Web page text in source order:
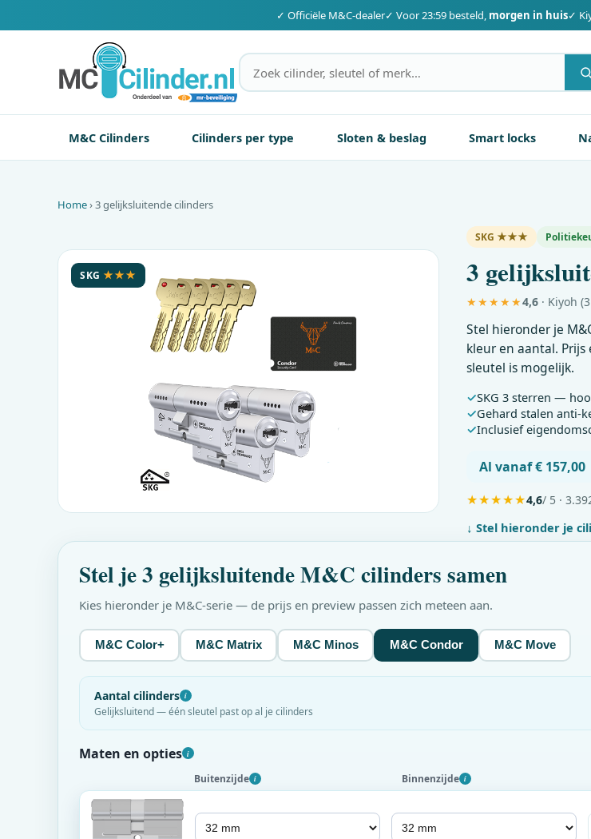
✓ Officiële M&C-dealer✓ Voor 23:59 besteld, morgen in huis✓
M&C Cilinders Cilinders per type Sloten & beslag Smart locks
Home› 3 gelijksluitende cilinders
SKG ★★★
SKG ★★★
3
★★★★★4,6 · Kiyoh
Stel hieronder je
kleur en aantal.
sleutel is mogelijk.
SKG 3 sterren —
Gehard stalen anti-
Inclusief
Al vanaf € 157,00
★★★★★4,6/ 5 ·
↓ Stel hieronder je
Stel je 3 gelijksluitendeM&C cilinders samen
Kies hieronder je M&C-serie — de prijs en preview passen zich meteen aan.
M&C Color+ M&C Matrix M&C Minos M&C Condor M&C Move
Aantal cilinders i
Gelijksluitend — één sleutel past op al je cilinders
Maten en opties i
Buitenzijde i Binnenzijde i